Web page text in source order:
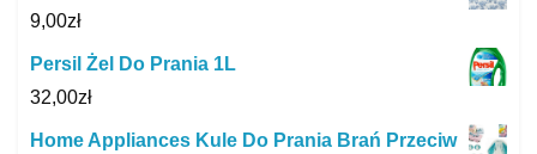
9,00zł
Persil Żel Do Prania 1L
32,00zł
Home Appliances Kule Do Prania Brań Przeciw